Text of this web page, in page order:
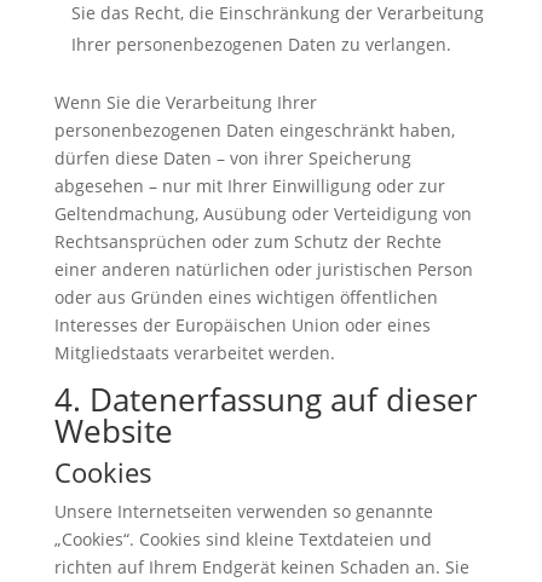
Sie das Recht, die Einschränkung der Verarbeitung
Ihrer personenbezogenen Daten zu verlangen.
Wenn Sie die Verarbeitung Ihrer
personenbezogenen Daten eingeschränkt haben,
dürfen diese Daten – von ihrer Speicherung
abgesehen – nur mit Ihrer Einwilligung oder zur
Geltendmachung, Ausübung oder Verteidigung von
Rechtsansprüchen oder zum Schutz der Rechte
einer anderen natürlichen oder juristischen Person
oder aus Gründen eines wichtigen öffentlichen
Interesses der Europäischen Union oder eines
Mitgliedstaats verarbeitet werden.
4. Datenerfassung auf dieser
Website
Cookies
Unsere Internetseiten verwenden so genannte
„Cookies“. Cookies sind kleine Textdateien und
richten auf Ihrem Endgerät keinen Schaden an. Sie